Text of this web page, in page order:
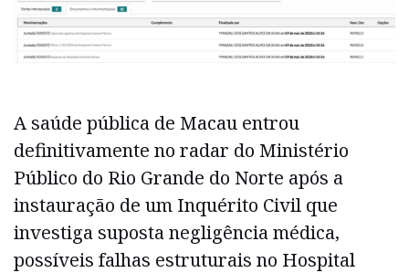
A saúde pública de Macau entrou
definitivamente no radar do Ministério
Público do Rio Grande do Norte após a
instauração de um Inquérito Civil que
investiga suposta negligência médica,
possíveis falhas estruturais no Hospital